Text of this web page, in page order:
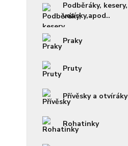
Podběráky, kesery,
vezírky,apod..
Praky
Pruty
Přívěsky a otvíráky
Rohatinky